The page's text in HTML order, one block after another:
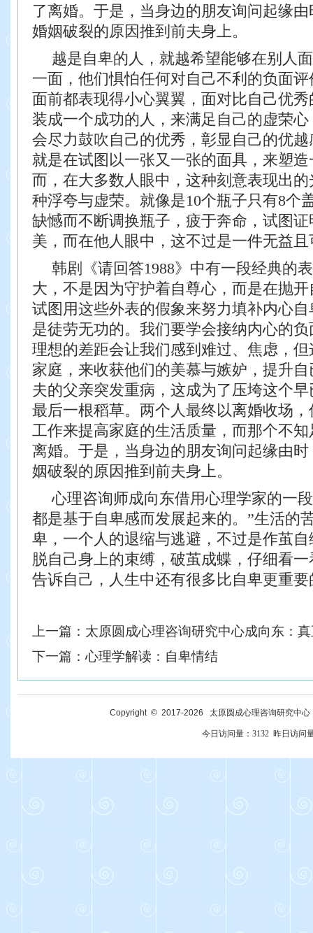
了离婚。于是， 当身边的朋友询问起缘
婚姻破裂的原因推到前夫身上。
越是自卑的人，就越希望能够在别人
一面，他们惧怕任何对自己不利的负面
面前都表现得小心翼翼，面对比自己优
装成一个成功的人，来满足自己的虚荣
会尽力鼓吹自己的优秀，彰显自己的优
就是在试图以一张又一张的面具，来塑
而，在大多数人眼中，这种刻意表现出
种浮夸与虚荣。就像是10个瓶子只有8个
缺憾而不断调换瓶子，疲于奔命，试图证
美，而在他人眼中，这不过是一件无益且
韩剧《请回答1988》中有一段经典的
大，不是因为守护着自尊心，而是在抛
试图用这些外表的假象来努力填补内心
是徒劳无功的。我们要学会接纳内心的
理想的差距会让我们感到难过、焦虑，
家庭，来收获他们的美慕与嫉妒，提升
夫的父亲突发重病，这成为了压垮这个
最后一根稻草。 两个人最终以离婚收场
工作来提高家庭的生活质量，而那个不
离婚。于是， 当身边的朋友询问起缘由
姻破裂的原因推到前夫身上。
心理咨询师成向东借用心理学家的一
都是基于自卑感而发展起来的。”生活的
卑，一个人的退缩与逃避，不过是作茧
脱自己身上的束缚， 破茧成蝶，仔细看
告诉自己，人生中还有很多比自卑更重
上一篇： 太原圆成心理咨询研究中心成向东：
下一篇：心理学解读：自卑情结
Copyright © 2017-2026 太原圆成心理咨询研究中
今日访问量： 3132 昨日访问